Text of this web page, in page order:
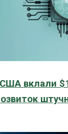
США вклали